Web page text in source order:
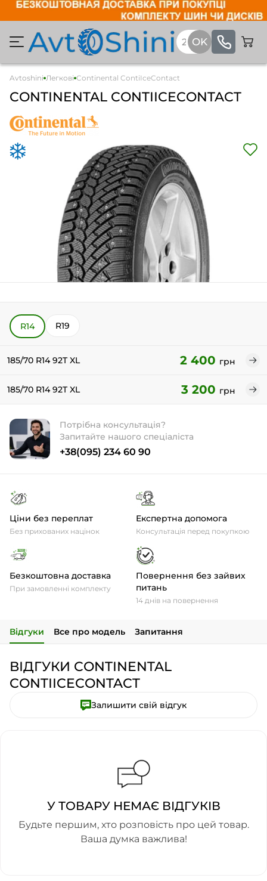
Avtoshini Легкові Continental ContiIceContact
CONTINENTAL CONTIICECONTACT
R14 R19
185/70 R14 92T XL 2 400 грн
185/70 R14 92T XL 3 200 грн
Потрібна консультація?
Запитайте нашого спеціаліста
+38(095) 234 60 90
Ціни без переплат
Без прихованих націнок
Експертна допомога
Консультація перед покупкою
Безкоштовна доставка
При замовленні комплекту
Повернення без зайвих
питань
14 днів на повернення
Відгуки Все про модель Запитання
ВІДГУКИ CONTINENTAL
CONTIICECONTACT
Залишити свій відгук
У ТОВАРУ НЕМАЄ ВІДГУКІВ
Будьте першим, хто розповість про цей товар.
Ваша думка важлива!